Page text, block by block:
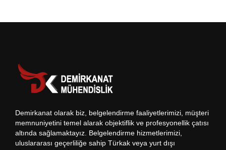
Demirkanat olarak biz, belgelendirme faaliyetlerimizi, müşteri
memnuniyetini temel alarak objektiflik ve profesyonellik çatısı
altında sağlamaktayız. Belgelendirme hizmetlerimizi,
uluslararası geçerliliğe sahip Türkak veya yurt dışı